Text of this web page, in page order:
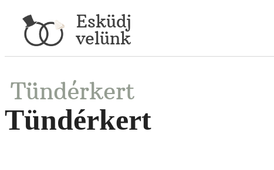
Esküdj
velünk
Tündérkert
Tündérkert